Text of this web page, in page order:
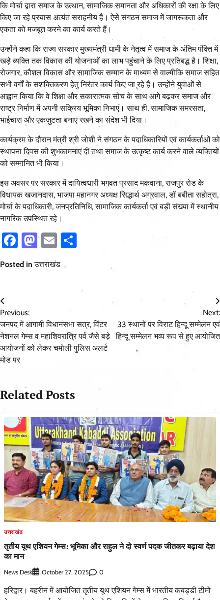
कि मोर्चा द्वारा समाज के उत्थान, सामाजिक समानता और अधिकारों की रक्षा के लिए
किए जा रहे प्रयास अत्यंत सराहनीय हैं। ऐसे संगठन समाज में जागरूकता और
एकता को मजबूत करने का कार्य करते हैं।
उन्होंने कहा कि राज्य सरकार मुख्यमंत्री धामी के नेतृत्व में समाज के अंतिम पंक्ति में
खड़े व्यक्ति तक विकास की योजनाओं का लाभ पहुंचाने के लिए प्रतिबद्ध है। शिक्षा,
रोजगार, कौशल विकास और सामाजिक सम्मान के माध्यम से वाल्मीकि समाज सहित
सभी वर्गों के सशक्तिकरण हेतु निरंतर कार्य किए जा रहे हैं। उन्होंने युवाओं से
आह्वान किया कि वे शिक्षा और सकारात्मक सोच के साथ आगे बढ़कर समाज और
राष्ट्र निर्माण में अपनी सक्रिय भूमिका निभाएं। साथ ही, सामाजिक समरसता,
भाईचारा और एकजुटता बनाए रखने का संदेश भी दिया।
कार्यक्रम के दौरान मंत्री श्री जोशी ने संगठन के पदाधिकारियों एवं कार्यकर्ताओं को
स्थापना दिवस की शुभकामनाएं दीं तथा समाज के उत्कृष्ट कार्य करने वाले व्यक्तियों
को सम्मानित भी किया।
इस अवसर पर सरकार में दायित्वधारी भगवत प्रसाद मकवाना, राजपुर रोड के
विधायक खजानदास, भाजपा महानगर अध्यक्ष सिद्धार्थ अग्रवाल, डॉ बबीता सहोत्रा,
मोर्चा के पदाधिकारी, जनप्रतिनिधि, सामाजिक कार्यकर्ता एवं बड़ी संख्या में स्थानीय
नागरिक उपस्थित रहे।
Facebook
Mastodon
Email
Posted inउत्तराखंड
Post
navigation
Previous:
जनपद में आगामी विधानसभा सत्र, विंटर
नेशनल गेम्स व महाशिवरात्रि पर्व जैसे बडे़
आयोजनों को लेकर चमोली पुलिस अलर्ट
मोड पर
Next:
33 स्थानों पर विराट हिन्दू सम्मेलन एवं
हिन्दू सम्मेलन भव्य रूप से हुए आयोजित
Related Posts
उत्तराखंड
तृतीय यूथ एशियन गेम्स: भूमिका और राहुल ने दो स्वर्ण पदक जीतकर बढ़ाया देश
का मान
News Desk October 27, 2025 0
हरिद्वार। बहरीन में आयोजित तृतीय यूथ एशियन गेम्स में भारतीय कबड्डी टीमों